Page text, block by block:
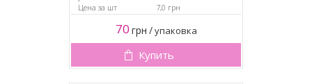
Цена за шт
7,0 грн
70 грн /упаковка
Купить